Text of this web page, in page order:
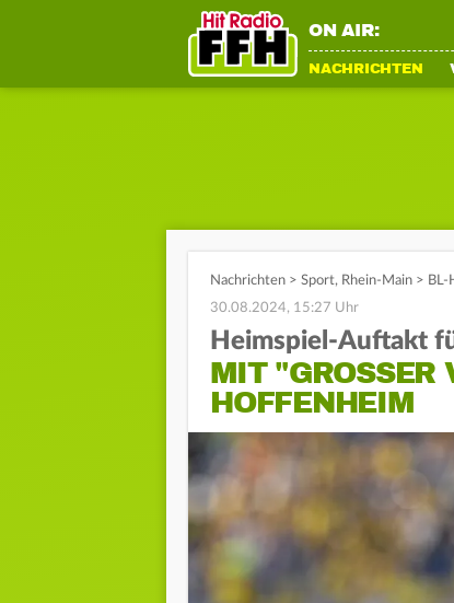
ON AIR:
NACHRICHTEN
Nachrichten > Sport, Rhein-Main >
30.08.2024, 15:27 Uhr
Heimspiel-Auftakt
MIT "GROSSER
OFFENHEIM